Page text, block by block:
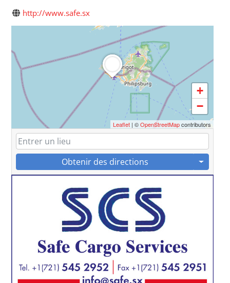
http://www.safe.sx
+
−
Leaflet| ©OpenStreetMapcontributors
Obtenir des directions